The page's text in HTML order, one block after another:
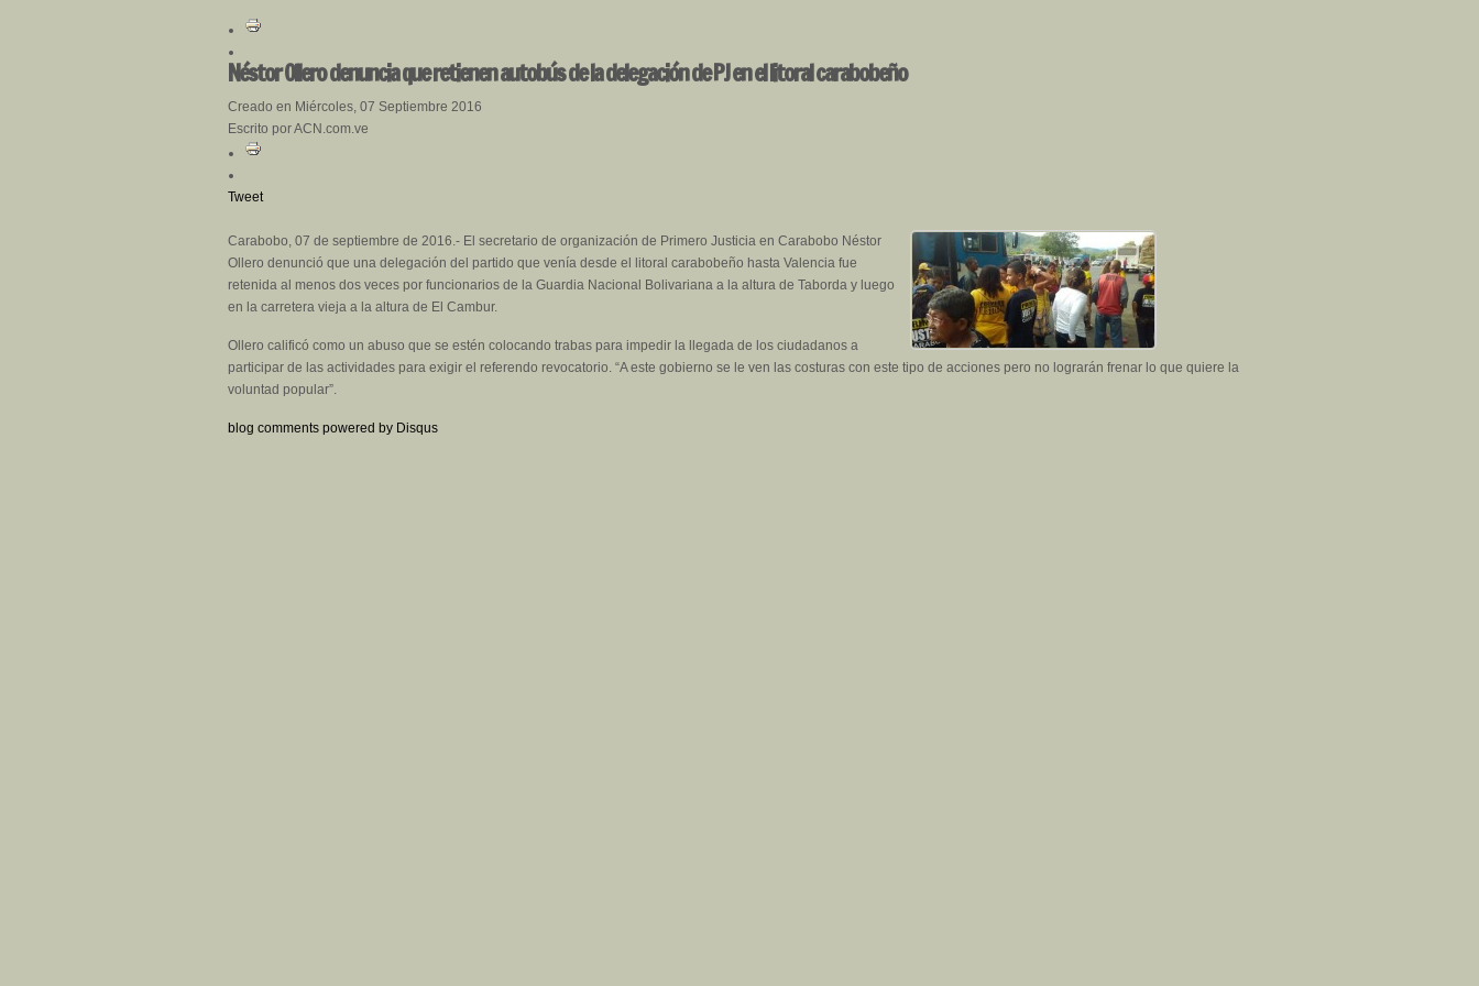
Néstor Ollero denuncia que retienen autobús de la delegación de PJ en el litoral carabobeño
Creado en Miércoles, 07 Septiembre 2016
Escrito por ACN.com.ve
Tweet
Carabobo, 07 de septiembre de 2016.- El secretario de organización de Primero Justicia en Carabobo Néstor
Ollero denunció que una delegación del partido que venía desde el litoral carabobeño hasta Valencia fue
retenida al menos dos veces por funcionarios de la Guardia Nacional Bolivariana a la altura de Taborda y luego
en la carretera vieja a la altura de El Cambur.
Ollero calificó como un abuso que se estén colocando trabas para impedir la llegada de los ciudadanos a
participar de las actividades para exigir el referendo revocatorio. “A este gobierno se le ven las costuras con este tipo de acciones pero no lograrán frenar lo que quiere la
voluntad popular”.
blog comments powered by Disqus